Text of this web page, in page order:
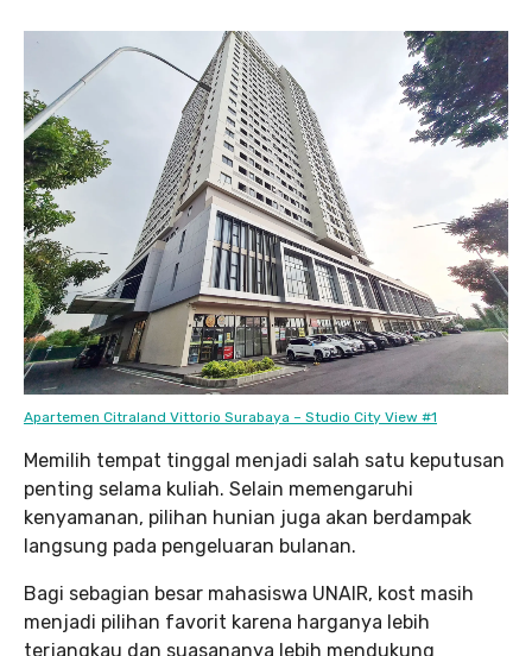
Apartemen Citraland Vittorio Surabaya – Studio City View #1
Memilih tempat tinggal menjadi salah satu keputusan
penting selama kuliah. Selain memengaruhi
kenyamanan, pilihan hunian juga akan berdampak
langsung pada pengeluaran bulanan.
Bagi sebagian besar mahasiswa UNAIR, kost masih
menjadi pilihan favorit karena harganya lebih
terjangkau dan suasananya lebih mendukung